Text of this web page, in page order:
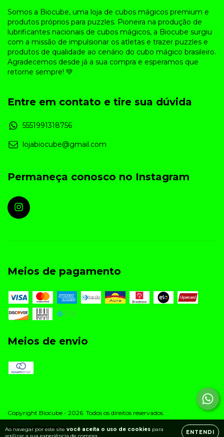
Ao navegar por este sitevocê aceita o uso de cookies para
agilizar a sua experiência de compra.
ENTENDI
Somos a Biocube, uma loja de cubos mágicos premium e
produtos próprios para puzzles. Pioneira na produção de
lubrificantes nacionais de cubos mágicos, a Biocube surgiu
com a missão de impulsionar os atletas e trazer puzzles e
produtos de qualidade ao cenário do cubo mágico brasileiro.
Agradecemos desde já a sua compra e esperamos que
retorne sempre! 💚
Entre em contato e tire sua dúvida
5551991318756
lojabiocube@gmail.com
Permaneça conosco no Instagram
Meios de pagamento
Meios de envio
Copyright Biocube - 2026. Todos os direitos reservados.